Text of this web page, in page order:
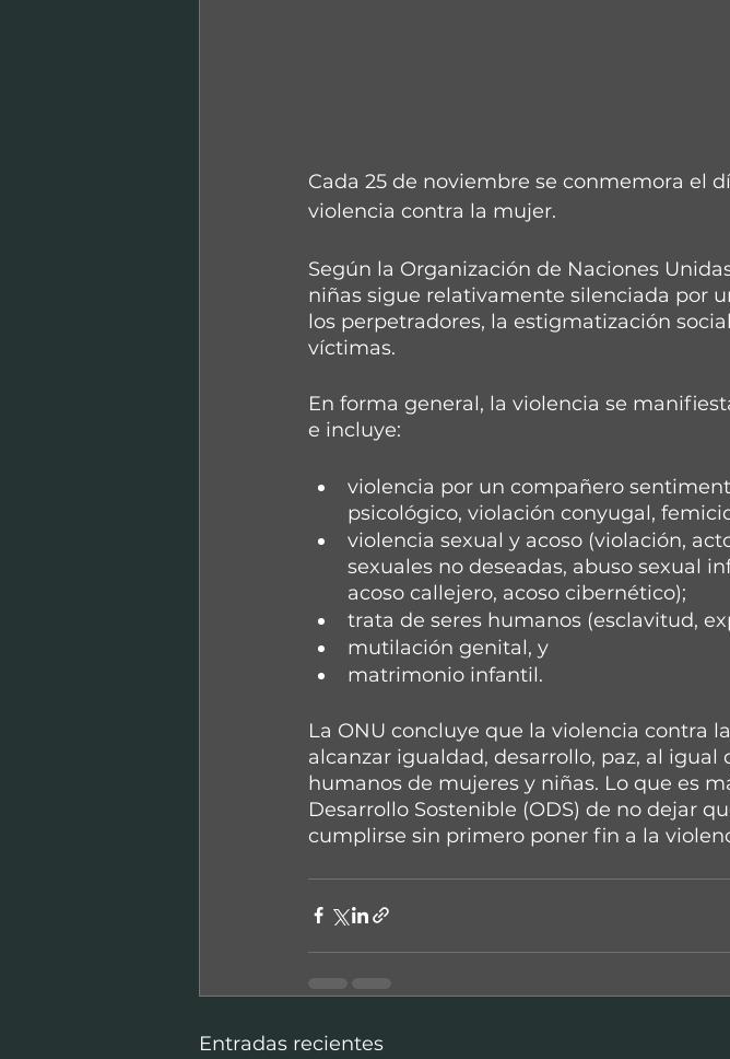
Cada 25 de noviembre se conmemora el
violencia contra la mujer.
Según la Organización de Naciones
niñas sigue relativamente silenciada por
los perpetradores, la estigmatización
víctimas.
En forma general, la violencia se
e incluye:
violencia por un compañero
psicológico, violación conyugal,
violencia sexual y acoso (violación,
sexuales no deseadas, abuso sexual
acoso callejero, acoso cibernético);
trata de seres humanos (esclavitud,
mutilación genital, y
matrimonio infantil.
La ONU concluye que la violencia contra
alcanzar igualdad, desarrollo, paz, al igual
humanos de mujeres y niñas. Lo que es
Desarrollo Sostenible (ODS) de no dejar
cumplirse sin primero poner fin a la
Entradas recientes